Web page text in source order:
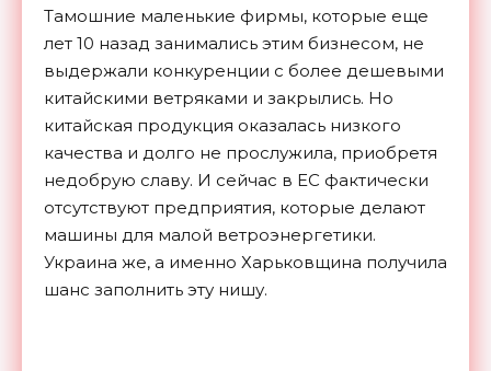
Тамошние маленькие фирмы, которые еще
лет 10 назад занимались этим бизнесом, не
выдержали конкуренции с более дешевыми
китайскими ветряками и закрылись. Но
китайская продукция оказалась низкого
качества и долго не прослужила, приобретя
недобрую славу. И сейчас в ЕС фактически
отсутствуют предприятия, которые делают
машины для малой ветроэнергетики.
Украина же, а именно Харьковщина получила
шанс заполнить эту нишу.